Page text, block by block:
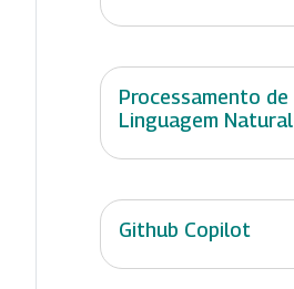
Processamento de
Linguagem Natural
Github Copilot